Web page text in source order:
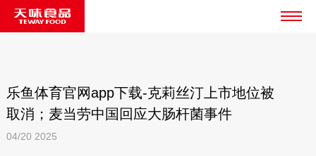
乐鱼体育官网app下载-克莉丝汀上市地位被
取消；麦当劳中国回应大肠杆菌事件
04/20 2025